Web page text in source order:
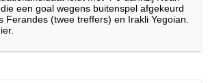
een goal wegens buitenspel afgekeurd
Ferandes (twee treffers) en Irakli Yegoian.